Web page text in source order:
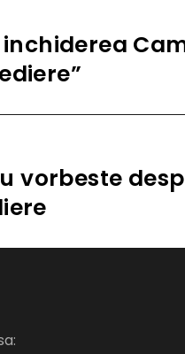
vorbeste